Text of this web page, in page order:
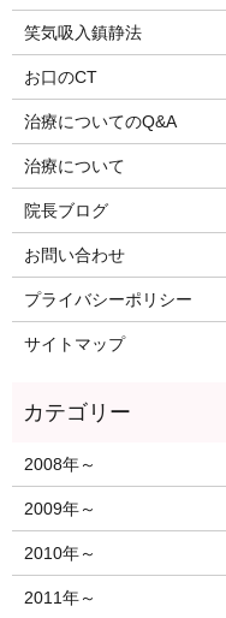
笑気吸入鎮静法
お口のCT
治療についてのQ&A
治療について
院長ブログ
お問い合わせ
プライバシーポリシー
サイトマップ
2008年～
2009年～
2010年～
2011年～